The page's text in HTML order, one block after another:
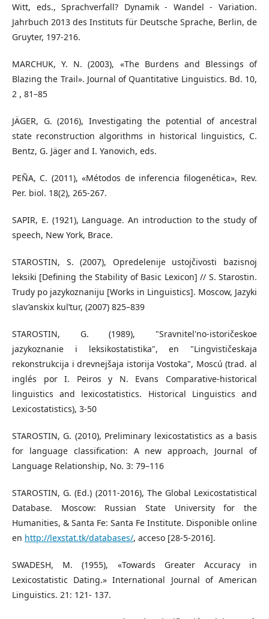
Witt, eds., Sprachverfall? Dynamik - Wandel - Variation.
Jahrbuch 2013 des Instituts für Deutsche Sprache, Berlin, de
Gruyter, 197-216.
MARCHUK, Y. N. (2003), «The Burdens and Blessings of
Blazing the Trail». Journal of Quantitative Linguistics. Bd. 10,
2 , 81–85
JÄGER, G. (2016), Investigating the potential of ancestral
state reconstruction algorithms in historical linguistics, C.
Bentz, G. Jäger and I. Yanovich, eds.
PEÑA, C. (2011), «Métodos de inferencia filogenética», Rev.
Per. biol. 18(2), 265-267.
SAPIR, E. (1921), Language. An introduction to the study of
speech, New York, Brace.
STAROSTIN, S. (2007), Opredelenije ustojčivosti bazisnoj
leksiki [Defining the Stability of Basic Lexicon] // S. Starostin.
Trudy po jazykoznaniju [Works in Linguistics]. Moscow, Jazyki
slav’anskix kul’tur, (2007) 825–839
STAROSTIN, G. (1989), "Sravnitel'no-istoričeskoe
jazykoznanie i leksikostatistika", en "Lingvističeskaja
rekonstrukcija i drevnejšaja istorija Vostoka", Moscú (trad. al
inglés por I. Peiros y N. Evans Comparative-historical
linguistics and lexicostatistics. Historical Linguistics and
Lexicostatistics), 3-50
STAROSTIN, G. (2010), Preliminary lexicostatistics as a basis
for language classification: A new approach, Journal of
Language Relationship, No. 3: 79–116
STAROSTIN, G. (Ed.) (2011-2016), The Global Lexicostatistical
Database. Moscow: Russian State University for the
Humanities, & Santa Fe: Santa Fe Institute. Disponible online
en http://lexstat.tk/databases/, acceso [28-5-2016].
SWADESH, M. (1955), «Towards Greater Accuracy in
Lexicostatistic Dating.» International Journal of American
Linguistics. 21: 121- 137.